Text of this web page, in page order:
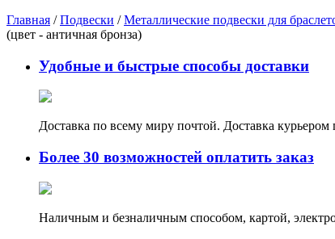
Главная /Подвески /Металлические подвески для
(цвет - античная бронза)
Удобные и быстрые способы доставки
Доставка по всему миру почтой. Доставка
Более 30 возможностей оплатить заказ
Наличным и безналичным способом, картой,